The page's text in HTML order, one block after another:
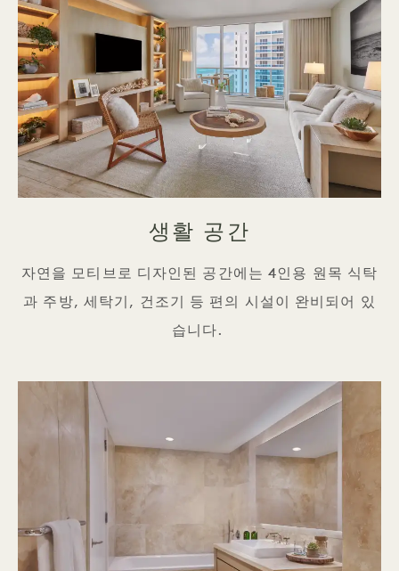
생활 공간
자연을 모티브로 디자인된 공간에는 4인용 원목 식탁
과 주방, 세탁기, 건조기 등 편의 시설이 완비되어 있
습니다.